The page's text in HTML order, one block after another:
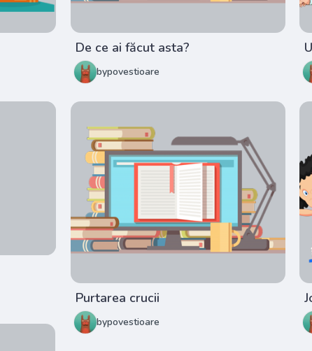
De ce ai făcut asta?
bypovestioare
Purtarea crucii
bypovestioare